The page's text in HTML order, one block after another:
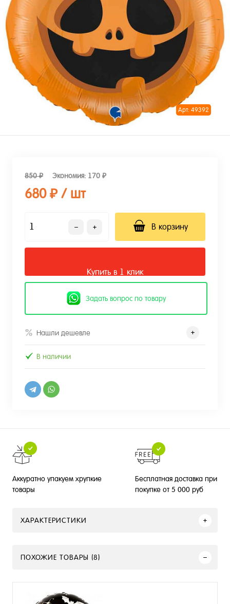
Арт: 49392
850 ₽ Экономия: 170 ₽
680 ₽ / шт
В корзину
Купить в 1 клик
Задать вопрос по товару
Нашли дешевле
В наличии
Аккуратно упакуем хрупкие
товары
Бесплатная доставка при
покупке от 5 000 руб
ХАРАКТЕРИСТИКИ
ПОХОЖИЕ ТОВАРЫ (8)